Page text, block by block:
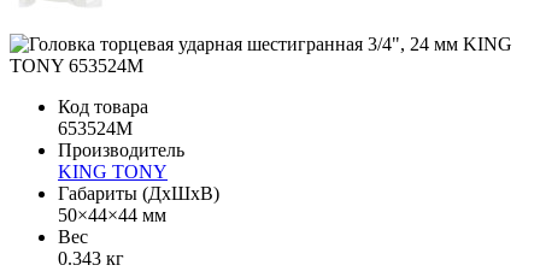
Код товара
653524M
Производитель
KING TONY
Габариты (ДхШхВ)
50×44×44 мм
Вес
0.343 кг